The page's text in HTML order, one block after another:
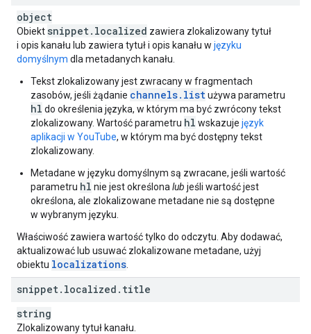
object
Obiekt snippet. localized zawiera zlokalizowany tytuł
i opis kanału lub zawiera tytuł i opis kanału w języku
domyślnym dla metadanych kanału.
Tekst zlokalizowany jest zwracany w fragmentach
zasobów, jeśli żądanie channels.listużywa parametru
hl do określenia języka, w którym ma być zwrócony tekst
zlokalizowany. Wartość parametru hl wskazuje język
aplikacji w YouTube, w którym ma być dostępny tekst
zlokalizowany.
Metadane w języku domyślnym są zwracane, jeśli wartość
parametru hl nie jest określona lub jeśli wartość jest
określona, ale zlokalizowane metadane nie są dostępne
w wybranym języku.
Właściwość zawiera wartość tylko do odczytu. Aby dodawać,
aktualizować lub usuwać zlokalizowane metadane, użyj
obiektu localizations
snippet. localized . title
string
Zlokalizowany tytuł kanału.